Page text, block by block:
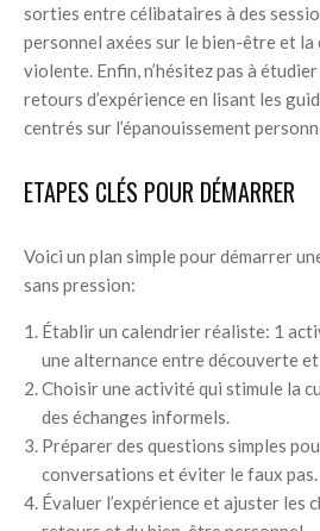
sorties entre célibataires à des
personnel axées sur le bien-être et la
violente. Enfin, n’hésitez pas à
retours d’expérience en lisant les
centrés sur l’épanouissement
ETAPES CLÉS POUR DÉMARRER
Voici un plan simple pour démarrer
sans pression:
Établir un calendrier réaliste: 1
une alternance entre découverte
Choisir une activité qui stimule la
des échanges informels.
Préparer des questions simples
conversations et éviter le faux pas.
Évaluer l’expérience et ajuster les